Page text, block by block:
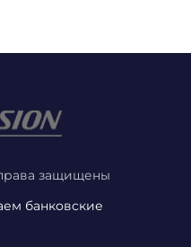
защищены
банковские